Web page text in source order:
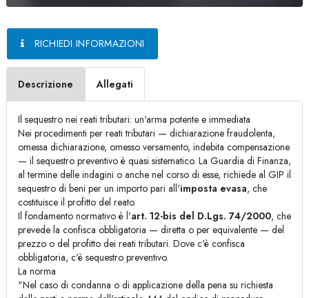
RICHIEDI INFORMAZIONI
Descrizione Allegati
Il sequestro nei reati tributari: un'arma potente e immediata
Nei procedimenti per reati tributari — dichiarazione fraudolenta,
omessa dichiarazione, omesso versamento, indebita compensazione
— il sequestro preventivo è quasi sistematico. La Guardia di Finanza,
al termine delle indagini o anche nel corso di esse, richiede al GIP il
sequestro di beni per un importo pari all'imposta evasa, che
costituisce il profitto del reato.
Il fondamento normativo è l'art. 12-bis del D.Lgs. 74/2000, che
prevede la confisca obbligatoria — diretta o per equivalente — del
prezzo o del profitto dei reati tributari. Dove c'è confisca
obbligatoria, c'è sequestro preventivo.
La norma
"Nel caso di condanna o di applicazione della pena su richiesta